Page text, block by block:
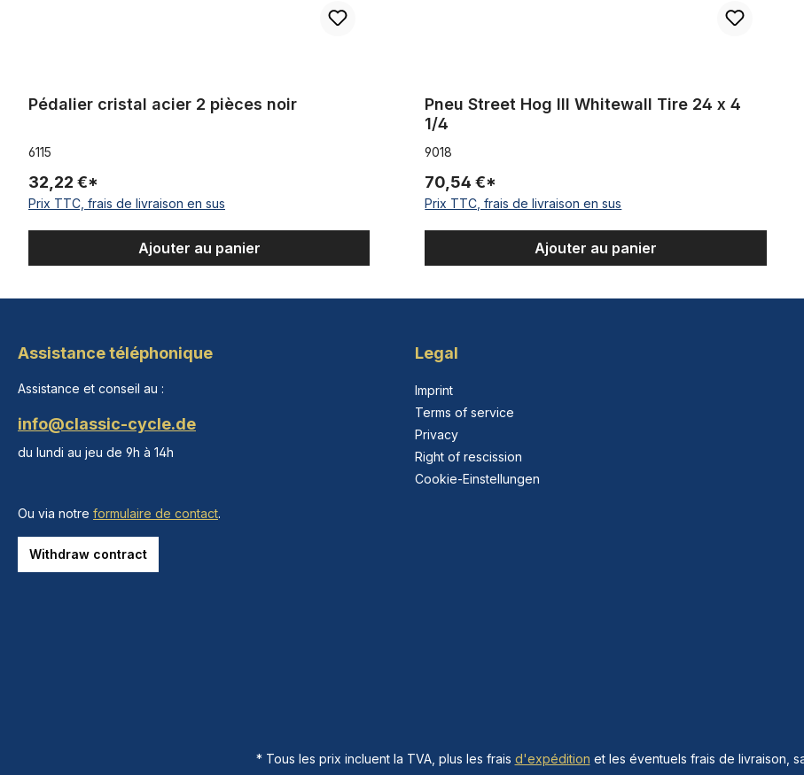
Pédalier cristal acier 2 pièces noir
6115
32,22 €*
Prix TTC, frais de livraison en sus
Ajouter au panier
Pneu Street Hog III Whitewall Tire 24 x 4
1/4
9018
70,54 €*
Prix TTC, frais de livraison en sus
Ajouter au panier
Assistance téléphonique
Assistance et conseil au :
info@classic-cycle.de
du lundi au jeu de 9h à 14h
Ou via notre formulaire de contact.
Withdraw contract
Legal
Imprint
Terms of service
Privacy
Right of rescission
Cookie-Einstellungen
* Tous les prix incluent la TVA, plus les frais d'expédition et les éventuels frais de livraison,